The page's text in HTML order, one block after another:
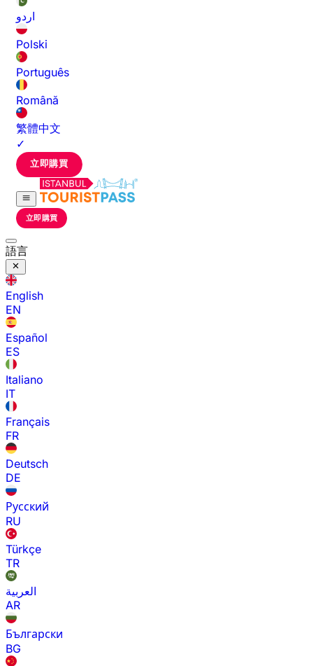
اردو
Polski
Português
Română
繁體中文
✓
立即購買
立即購買
語言
English
EN
Español
ES
Italiano
IT
Français
FR
Deutsch
DE
Русский
RU
Türkçe
TR
العربية
AR
Български
BG